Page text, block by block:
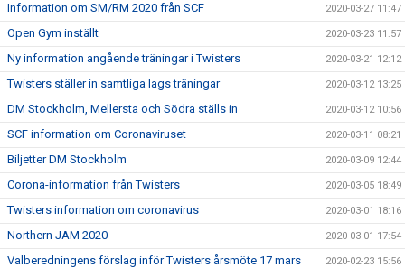
Information om SM/RM 2020 från SCF 2020-03-27 11:47
Open Gym inställt 2020-03-23 11:57
Ny information angående träningar i Twisters 2020-03-21 12:12
Twisters ställer in samtliga lags träningar 2020-03-12 13:25
DM Stockholm, Mellersta och Södra ställs in 2020-03-12 10:56
SCF information om Coronaviruset 2020-03-11 08:21
Biljetter DM Stockholm 2020-03-09 12:44
Corona-information från Twisters 2020-03-05 18:49
Twisters information om coronavirus 2020-03-01 18:16
Northern JAM 2020 2020-03-01 17:54
Valberedningens förslag inför Twisters årsmöte 17 mars 2020-02-23 15:56